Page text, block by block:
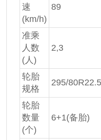
速
(km/h)
89
准乘
人数
(人)
2,3
轮胎
规格
295/
轮胎
数量
(个)
6+1(备胎)